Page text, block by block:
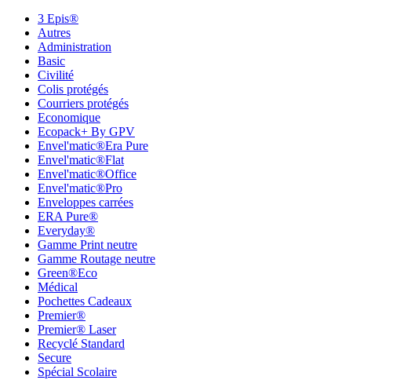
3 Epis®
Autres
Administration
Basic
Civilité
Colis protégés
Courriers protégés
Economique
Ecopack+ By GPV
Envel'matic®Era Pure
Envel'matic®Flat
Envel'matic®Office
Envel'matic®Pro
Enveloppes carrées
ERA Pure®
Everyday®
Gamme Print neutre
Gamme Routage neutre
Green®Eco
Médical
Pochettes Cadeaux
Premier®
Premier® Laser
Recyclé Standard
Secure
Spécial Scolaire